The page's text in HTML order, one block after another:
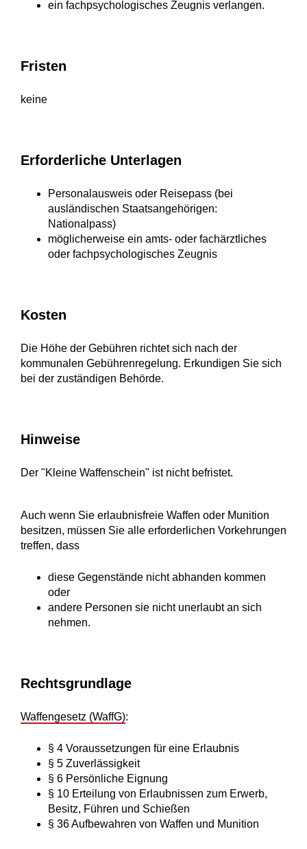
ein fachpsychologisches Zeugnis verlangen.
Fristen
keine
Erforderliche Unterlagen
Personalausweis oder Reisepass (bei
ausländischen Staatsangehörigen:
Nationalpass)
möglicherweise ein amts- oder fachärztliches
oder fachpsychologisches Zeugnis
Kosten
Die Höhe der Gebühren richtet sich nach der
kommunalen Gebührenregelung. Erkundigen Sie sich
bei der zuständigen Behörde.
Hinweise
Der "Kleine Waffenschein" ist nicht befristet.
Auch wenn Sie erlaubnisfreie Waffen oder Munition
besitzen, müssen Sie alle erforderlichen Vorkehrungen
treffen, dass
diese Gegenstände nicht abhanden kommen
oder
andere Personen sie nicht unerlaubt an sich
nehmen.
Rechtsgrundlage
Waffengesetz (WaffG):
§ 4 Voraussetzungen für eine Erlaubnis
§ 5 Zuverlässigkeit
§ 6 Persönliche Eignung
§ 10 Erteilung von Erlaubnissen zum Erwerb,
Besitz, Führen und Schießen
§ 36Aufbewahren von Waffen und Munition